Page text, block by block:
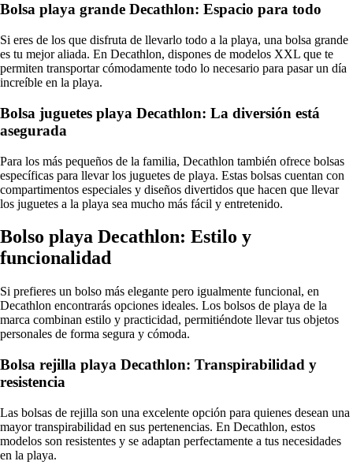
Bolsa playa grande Decathlon: Espacio para todo
Si eres de los que disfruta de llevarlo todo a la playa, una bolsa grande
es tu mejor aliada. En Decathlon, dispones de modelos XXL que te
permiten transportar cómodamente todo lo necesario para pasar un día
increíble en la playa.
Bolsa juguetes playa Decathlon: La diversión está
asegurada
Para los más pequeños de la familia, Decathlon también ofrece bolsas
específicas para llevar los juguetes de playa. Estas bolsas cuentan con
compartimentos especiales y diseños divertidos que hacen que llevar
los juguetes a la playa sea mucho más fácil y entretenido.
Bolso playa Decathlon: Estilo y
funcionalidad
Si prefieres un bolso más elegante pero igualmente funcional, en
Decathlon encontrarás opciones ideales. Los bolsos de playa de la
marca combinan estilo y practicidad, permitiéndote llevar tus objetos
personales de forma segura y cómoda.
Bolsa rejilla playa Decathlon: Transpirabilidad y
resistencia
Las bolsas de rejilla son una excelente opción para quienes desean una
mayor transpirabilidad en sus pertenencias. En Decathlon, estos
modelos son resistentes y se adaptan perfectamente a tus necesidades
en la playa.